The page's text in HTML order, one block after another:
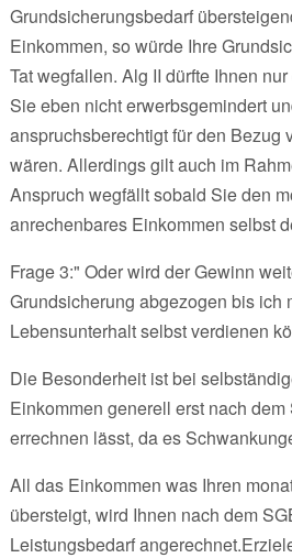
Grundsicherungsbedarf
Einkommen, so würde Ihre
Tat wegfallen. Alg II dürfte Ihnen
Sie eben nicht erwerbsgemindert
anspruchsberechtigt für den Bezug
wären. Allerdings gilt auch im
Anspruch wegfällt sobald Sie den
anrechenbares Einkommen selbst
Frage 3:" Oder wird der Gewinn
Grundsicherung abgezogen bis ich
Lebensunterhalt selbst verdienen
Die Besonderheit ist bei
Einkommen generell erst nach
errechnen lässt, da es
All das Einkommen was Ihren
übersteigt, wird Ihnen nach dem
Leistungsbedarf